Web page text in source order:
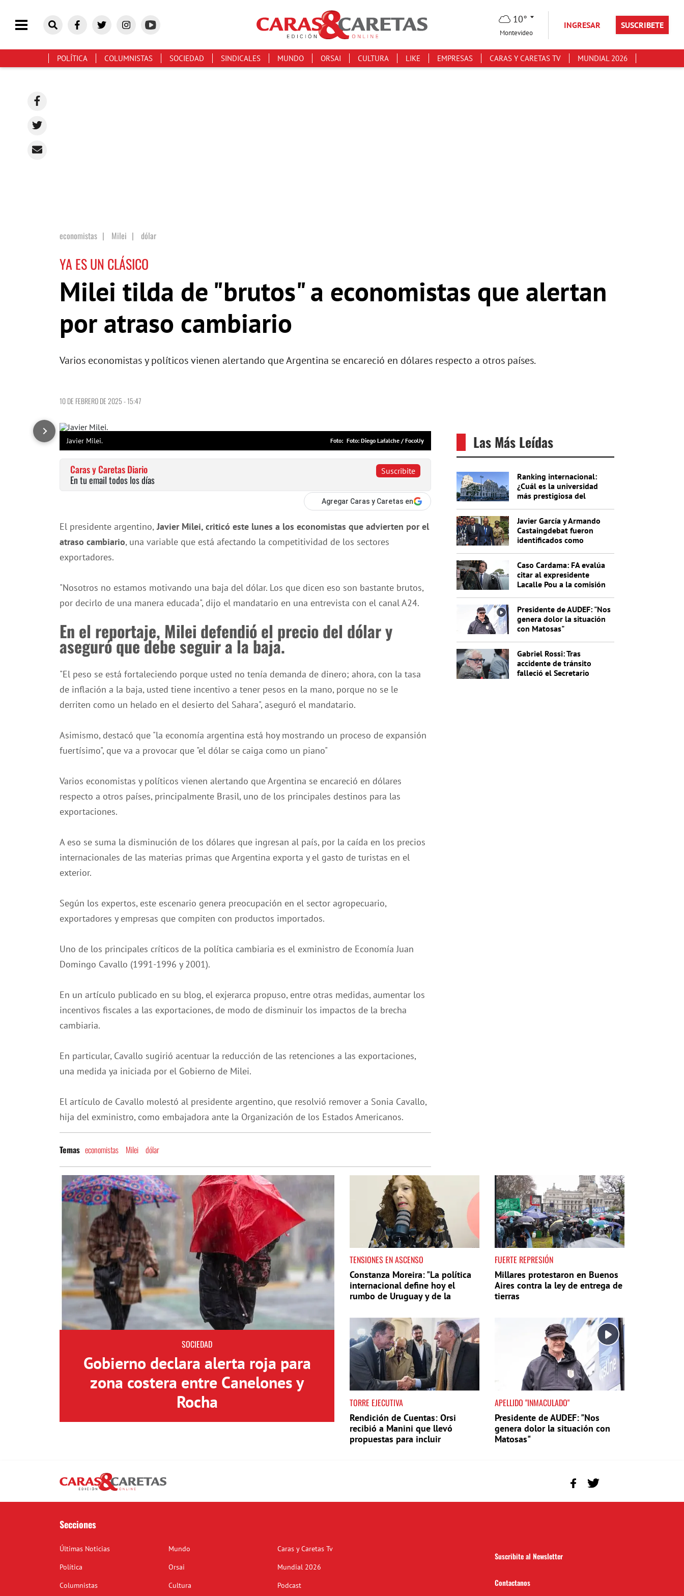
10°
Montevideo
INGRESAR SUSCRIBETE
POLÍTICA COLUMNISTAS SOCIEDAD SINDICALES MUNDO ORSAI CULTURA LIKE EMPRESAS CARAS Y CARETAS TV MUNDIAL 2026
economistas | Milei | dólar
YA ES UN CLÁSICO
Milei tilda de "brutos" a economistas que alertan
por atraso cambiario
Varios economistas y políticos vienen alertando que Argentina se encareció en dólares respecto a otros países.
10 DE FEBRERO DE 2025 - 15:47
Javier Milei. Foto: Diego Lafalche / FocoUy
Suscribite
Caras y Caretas Diario
En tu email todos los días
Agregar Caras y Caretas en
El presidente argentino, Javier Milei, criticó este lunes a los economistas que advierten por el
atraso cambiario, una variable que está afectando la competitividad de los sectores
exportadores.
"Nosotros no estamos motivando una baja del dólar. Los que dicen eso son bastante brutos,
por decirlo de una manera educada", dijo el mandatario en una entrevista con el canal A24.
En el reportaje, Milei defendió el precio del dólar y
aseguró que debe seguir a la baja.
"El peso se está fortaleciendo porque usted no tenía demanda de dinero; ahora, con la tasa
de inflación a la baja, usted tiene incentivo a tener pesos en la mano, porque no se le
derriten como un helado en el desierto del Sahara", aseguró el mandatario.
Asimismo, destacó que "la economía argentina está hoy mostrando un proceso de expansión
fuertísimo", que va a provocar que "el dólar se caiga como un piano"
Varios economistas y políticos vienen alertando que Argentina se encareció en dólares
respecto a otros países, principalmente Brasil, uno de los principales destinos para las
exportaciones.
A eso se suma la disminución de los dólares que ingresan al país, por la caída en los precios
internacionales de las materias primas que Argentina exporta y el gasto de turistas en el
exterior.
Según los expertos, este escenario genera preocupación en el sector agropecuario,
exportadores y empresas que compiten con productos importados.
Uno de los principales críticos de la política cambiaria es el exministro de Economía Juan
Domingo Cavallo (1991-1996 y 2001).
En un artículo publicado en su blog, el exjerarca propuso, entre otras medidas, aumentar los
incentivos fiscales a las exportaciones, de modo de disminuir los impactos de la brecha
cambiaria.
En particular, Cavallo sugirió acentuar la reducción de las retenciones a las exportaciones,
una medida ya iniciada por el Gobierno de Milei.
El artículo de Cavallo molestó al presidente argentino, que resolvió remover a Sonia Cavallo,
hija del exministro, como embajadora ante la Organización de los Estados Americanos.
Temas economistas Milei dólar
Las Más Leídas
Ranking internacional:
¿Cuál es la universidad
más prestigiosa del
Javier García y Armando
Castaingdebat fueron
identificados como
Caso Cardama: FA evalúa
citar al expresidente
Lacalle Pou a la comisión
Presidente de AUDEF: "Nos
genera dolor la situación
con Matosas"
Gabriel Rossi: Tras
accidente de tránsito
falleció el Secretario
SOCIEDAD
Gobierno declara alerta roja para
zona costera entre Canelones y
Rocha
TENSIONES EN ASCENSO
Constanza Moreira: "La política
internacional define hoy el
rumbo de Uruguay y de la
FUERTE REPRESIÓN
Millares protestaron en Buenos
Aires contra la ley de entrega de
tierras
TORRE EJECUTIVA
Rendición de Cuentas: Orsi
recibió a Manini que llevó
propuestas para incluir
APELLIDO "INMACULADO"
Presidente de AUDEF: "Nos
genera dolor la situación con
Matosas"
Secciones
Últimas Noticias
Política
Columnistas
Mundo
Orsai
Cultura
Caras y Caretas Tv
Mundial 2026
Podcast
Suscribite al Newsletter
Contactanos